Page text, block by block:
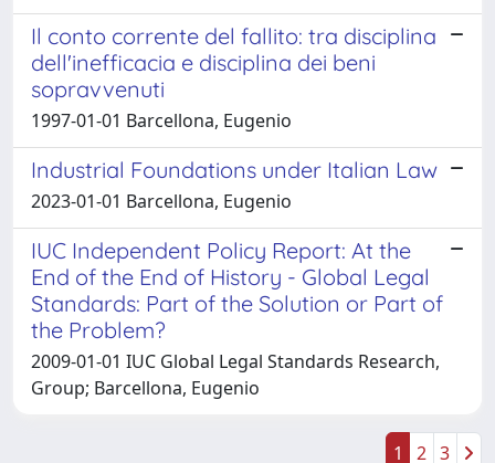
Il conto corrente del fallito: tra disciplina
dell'inefficacia e disciplina dei beni
sopravvenuti
1997-01-01 Barcellona, Eugenio
Industrial Foundations under Italian Law
2023-01-01 Barcellona, Eugenio
IUC Independent Policy Report: At the
End of the End of History - Global Legal
Standards: Part of the Solution or Part of
the Problem?
2009-01-01 IUC Global Legal Standards Research,
Group; Barcellona, Eugenio
1 2 3